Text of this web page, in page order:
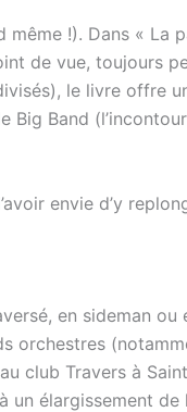
!). Dans « La
de vue, toujours
le livre offre
Big Band
envie d’y
en sideman
club Travers à
élargissement de